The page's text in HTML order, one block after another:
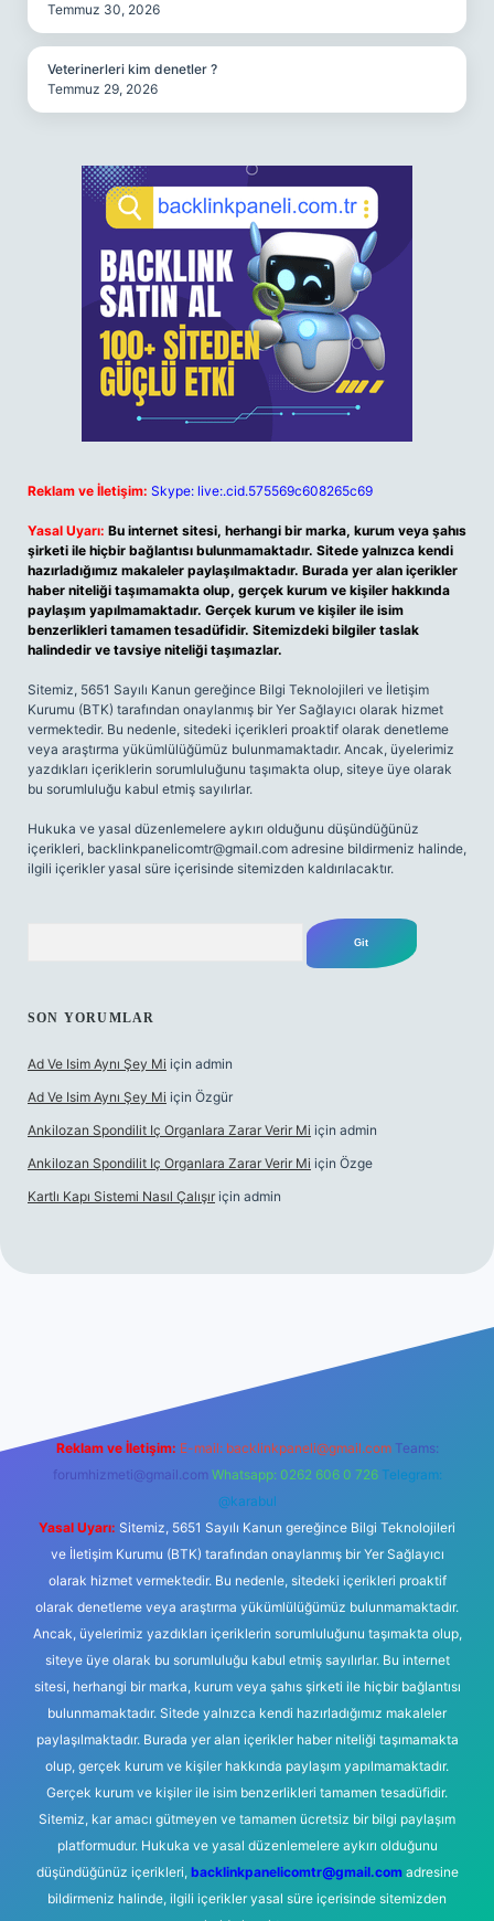
Temmuz 30, 2026
Veterinerleri kim denetler ?
Temmuz 29, 2026
Reklam ve İletişim: Skype: live:.cid.575569c608265c69
Yasal Uyarı: Bu internet sitesi, herhangi bir marka, kurum veya şahıs
şirketi ile hiçbir bağlantısı bulunmamaktadır. Sitede yalnızca kendi
hazırladığımız makaleler paylaşılmaktadır. Burada yer alan içerikler
haber niteliği taşımamakta olup, gerçek kurum ve kişiler hakkında
paylaşım yapılmamaktadır. Gerçek kurum ve kişiler ile isim
benzerlikleri tamamen tesadüfidir. Sitemizdeki bilgiler taslak
halindedir ve tavsiye niteliği taşımazlar.
Sitemiz, 5651 Sayılı Kanun gereğince Bilgi Teknolojileri ve İletişim
Kurumu (BTK) tarafından onaylanmış bir Yer Sağlayıcı olarak hizmet
vermektedir. Bu nedenle, sitedeki içerikleri proaktif olarak denetleme
veya araştırma yükümlülüğümüz bulunmamaktadır. Ancak, üyelerimiz
yazdıkları içeriklerin sorumluluğunu taşımakta olup, siteye üye olarak
bu sorumluluğu kabul etmiş sayılırlar.
Hukuka ve yasal düzenlemelere aykırı olduğunu düşündüğünüz
içerikleri, backlinkpanelicomtr@gmail.com adresine bildirmeniz halinde,
ilgili içerikler yasal süre içerisinde sitemizden kaldırılacaktır.
SON YORUMLAR
Ad Ve Isim Aynı Şey Mi için admin
Ad Ve Isim Aynı Şey Mi için Özgür
Ankilozan Spondilit Iç Organlara Zarar Verir Mi için admin
Ankilozan Spondilit Iç Organlara Zarar Verir Mi için Özge
Kartlı Kapı Sistemi Nasıl Çalışır için admin
Reklam ve İletişim: E-mail: backlinkpaneli@gmail.com Teams:
forumhizmeti@gmail.com Whatsapp: 0262 606 0 726 Telegram:
@karabul
Yasal Uyarı: Sitemiz, 5651 Sayılı Kanun gereğince Bilgi Teknolojileri
ve İletişim Kurumu (BTK) tarafından onaylanmış bir Yer Sağlayıcı
olarak hizmet vermektedir. Bu nedenle, sitedeki içerikleri proaktif
olarak denetleme veya araştırma yükümlülüğümüz bulunmamaktadır.
Ancak, üyelerimiz yazdıkları içeriklerin sorumluluğunu taşımakta olup,
siteye üye olarak bu sorumluluğu kabul etmiş sayılırlar. Bu internet
sitesi, herhangi bir marka, kurum veya şahıs şirketi ile hiçbir bağlantısı
bulunmamaktadır. Sitede yalnızca kendi hazırladığımız makaleler
paylaşılmaktadır. Burada yer alan içerikler haber niteliği taşımamakta
olup, gerçek kurum ve kişiler hakkında paylaşım yapılmamaktadır.
Gerçek kurum ve kişiler ile isim benzerlikleri tamamen tesadüfidir.
Sitemiz, kar amacı gütmeyen ve tamamen ücretsiz bir bilgi paylaşım
platformudur. Hukuka ve yasal düzenlemelere aykırı olduğunu
düşündüğünüz içerikleri, backlinkpanelicomtr@gmail.comadresine
bildirmeniz halinde, ilgili içerikler yasal süre içerisinde sitemizden